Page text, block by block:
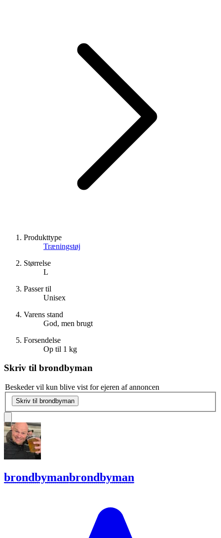
Produkttype
Træningstøj
Størrelse
L
Passer til
Unisex
Varens stand
God, men brugt
Forsendelse
Op til 1 kg
Skriv til brondbyman
Beskeder vil kun blive vist for ejeren af annoncen
Skriv til brondbyman
brondbymanbrondbyman